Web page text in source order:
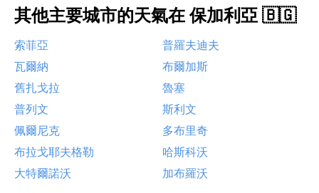
其他主要城市的天氣在 保加利亞 🇧🇬
索菲亞
普羅夫迪夫
瓦爾納
布爾加斯
舊扎戈拉
魯塞
普列文
斯利文
佩爾尼克
多布里奇
布拉戈耶夫格勒
哈斯科沃
大特爾諾沃
加布羅沃